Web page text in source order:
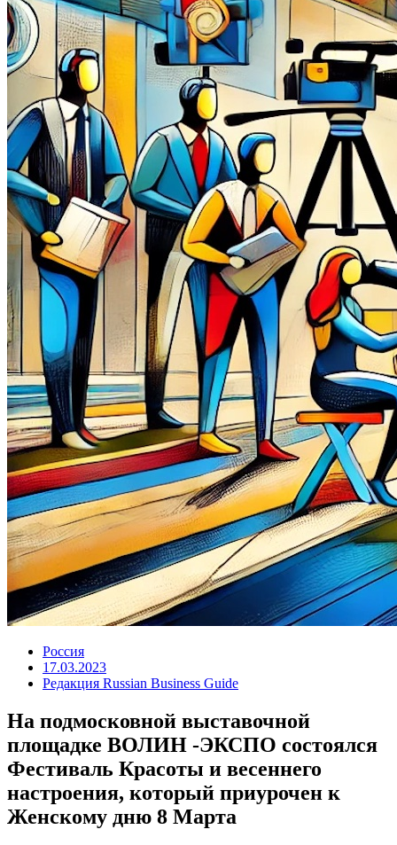
Россия
17.03.2023
Редакция Russian Business Guide
На подмосковной выставочной
площадке ВОЛИН -ЭКСПО состоялся
Фестиваль Красоты и весеннего
настроения, который приурочен к
Женскому дню 8 Марта